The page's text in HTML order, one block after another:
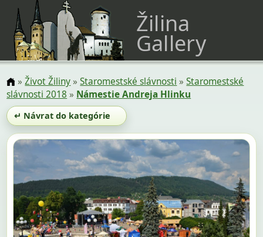
Žilina
Gallery
»Život Žiliny»Staromestské slávnosti »Staromestské
slávnosti 2018 » Námestie Andreja Hlinku
↵ Návrat do kategórie